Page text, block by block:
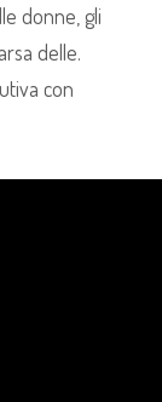
donne, gli
delle.
con